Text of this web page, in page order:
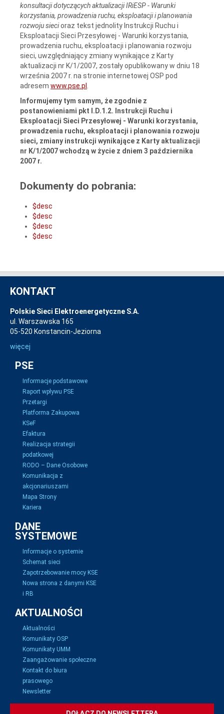
konsultacjidotyczących aktualizacji IRiESP - Warunki
korzystania, prowadzenia ruchu, eksploatacji i planowania
rozwoju siecioraz tekst jednolity Instrukcji Ruchu i
Eksploatacji Sieci Przesyłowej - Warunki korzystania,
prowadzenia ruchu, eksploatacji i planowania rozwoju
sieci, uwzględniający zmiany wynikające z Karty
aktualizacji nr K/1/2007, zostały opublikowany w dniu 18
września 2007 r. na stronie internetowej OSP pod
adresem www.pse.pl
Informujemy tym samym, że zgodnie z
postanowieniami pkt I.D.1.2. Instrukcji Ruchu i
Eksploatacji Sieci Przesyłowej - Warunki korzystania,
prowadzenia ruchu, eksploatacji i planowania rozwoju
sieci, zmiany instrukcji wynikające z Karty aktualizacji
nr K/1/2007 wchodzą w życie z dniem 3 października
2007 r.
Dokumenty do pobrania:
$desc
$desc
$desc
$desc
KONTAKT
Polskie Sieci Elektroenergetyczne S.A.
ul. Warszawska 165
05-520 Konstancin-Jeziorna
więcej
PSE
Informacje podstawowe
Raport wpływu PSE
Przetargi
Platforma Zakupowa
KSeF
Efaktura
Realizacja strategii
podatkowej
RODO – Dane Osobowe
Komunikacja z
akcjonariuszami
Mapa Strony
Kariera
DANE
SYSTEMOWE
Informacje o systemie
Schemat sieci
Zapotrzebowanie mocy KSE
Nowa strona z danymi KSE
i RB
AKTUALNOŚCI
Aktualności
Komunikaty OSP
Komunikaty UMM
Zaangażowanie społeczne
Kontakt do biura
prasowego
Newsletter